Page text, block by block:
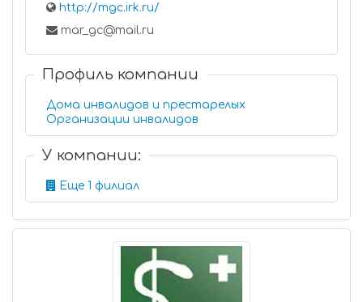
http://mgc.irk.ru/
mar_gc@mail.ru
Профиль компании
Дома инвалидов и престарелых
Организации инвалидов
У компании:
Еще 1 филиал